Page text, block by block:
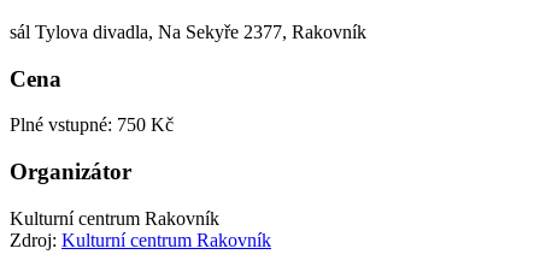
sál Tylova divadla, Na Sekyře 2377, Rakovník
Cena
Plné vstupné: 750 Kč
Organizátor
Kulturní centrum Rakovník
Zdroj: Kulturní centrum Rakovník